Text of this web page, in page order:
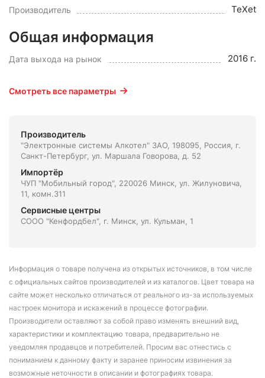
Производитель TeXet
Общая информация
Дата выхода на рынок 2016 г.
Смотреть все параметры
Производитель
"Электронные системы Алкотел" ЗАО, 198095, Россия, г.
Санкт-Петербург, ул. Маршала Говорова, д. 52
Импортёр
ЧУП "Мобильный город", 220026 Минск, ул. Жилуновича,
11, комн.311
Сервисные центры
СООО "Кенфордбел", г. Минск, ул. Кульман, 1
Информация о товаре получена из открытых источников, в том числе
с официальных сайтов производителей и из каталогов. Цвет товара на
сайте может несколько отличаться от реального из-за используемых
настроек монитора и искажений в процессе фотографии.
Производители оставляют за собой право изменять внешний вид,
характеристики и комплектацию товара, предварительно не
уведомляя продавцов и потребителей. Просим вас отнестись с
пониманием к данному факту и заранее приносим извинения за
возможные неточности в описании и фотографиях товара.